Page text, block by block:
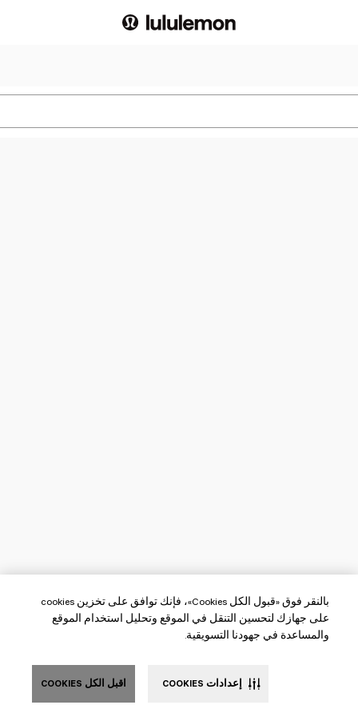
بالنقر فوق «قبول الكل Cookies»، فإنك توافق على تخزين cookies
على جهازك لتحسين التنقل في الموقع وتحليل استخدام الموقع
والمساعدة في جهودنا التسويقية.
اقبل الكل COOKIES إعدادات COOKIES